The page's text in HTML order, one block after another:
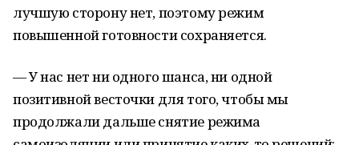
лучшую сторону нет, поэтому режим
повышенной готовности сохраняется.
— У нас нет ни одного шанса, ни одной
позитивной весточки для того, чтобы мы
продолжали дальше снятие режима